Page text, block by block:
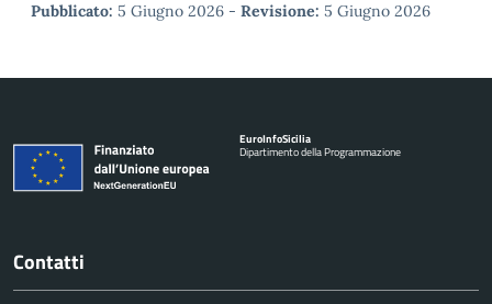
Pubblicato: 5 Giugno 2026 - Revisione: 5 Giugno 2026
EuroInfoSicilia
Dipartimento della Programmazione
Contatti